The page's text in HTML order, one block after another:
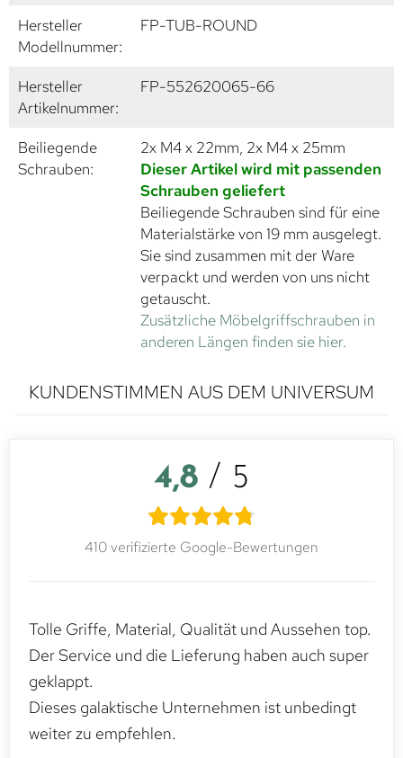
Hersteller
Modellnummer:
FP-TUB-ROUND
Hersteller
Artikelnummer:
FP-552620065-66
Beiliegende
Schrauben:
2x M4 x 22mm, 2x M4 x 25mm
Dieser Artikel wird mit passenden
Schrauben geliefert
Beiliegende Schrauben sind für eine
Materialstärke von 19 mm ausgelegt.
Sie sind zusammen mit der Ware
verpackt und werden von uns nicht
getauscht.
Zusätzliche Möbelgriffschrauben in
anderen Längen finden sie hier.
KUNDENSTIMMEN AUS DEM UNIVERSUM
4,8 / 5
410 verifizierte Google-Bewertungen
Tolle Griffe, Material, Qualität und Aussehen top.
Der Service und die Lieferung haben auch super
geklappt.
Dieses galaktische Unternehmen ist unbedingt
weiter zu empfehlen.